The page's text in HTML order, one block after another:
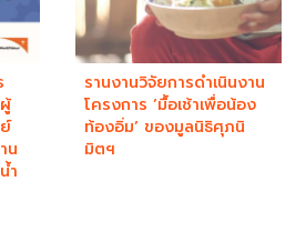
น
ำ
รานงานวิจัยการดำเนินงาน
โครงการ ‘มื้อเช้าเพื่อน้อง
ท้องอิ่ม’ ของมูลนิธิศุภนิ
มิตฯ